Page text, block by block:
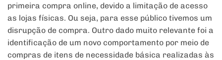
primeira compra online, devido a limitação de acesso
as lojas físicas. Ou seja, para esse público tivemos um
disrupção de compra. Outro dado muito relevante foi a
identificação de um novo comportamento por meio de
compras de itens de necessidade básica realizadas às